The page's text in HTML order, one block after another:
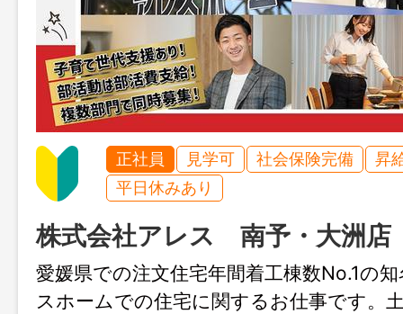
正社員 見学可 社会保険完備
昇
平日休みあり
株式会社アレス 南予・大洲店
愛媛県での注文住宅年間着工棟数No.1の
スホームでの住宅に関するお仕事です。